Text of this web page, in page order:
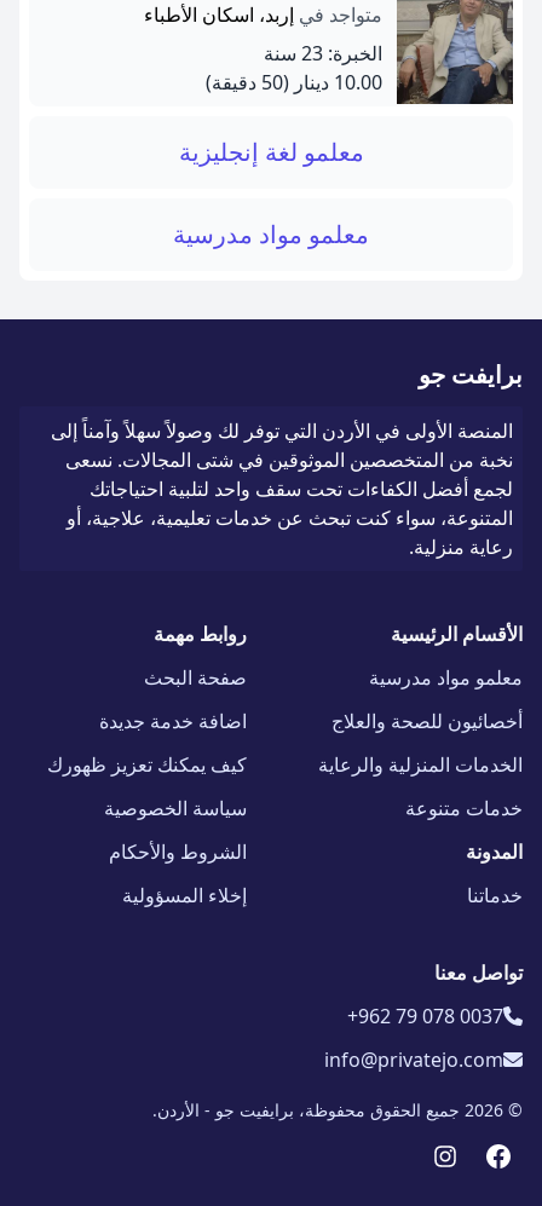
متواجد في إربد، اسكان الأطباء
الخبرة: 23 سنة
10.00 دينار
(50 دقيقة)
معلمو لغة إنجليزية
معلمو مواد مدرسية
برايفت جو
المنصة الأولى في الأردن التي توفر لك وصولاً سهلاً وآمناً إلى
نخبة من المتخصصين الموثوقين في شتى المجالات. نسعى
لجمع أفضل الكفاءات تحت سقف واحد لتلبية احتياجاتك
المتنوعة، سواء كنت تبحث عن خدمات تعليمية، علاجية، أو
رعاية منزلية.
الأقسام الرئيسية
معلمو مواد مدرسية
أخصائيون للصحة والعلاج
الخدمات المنزلية والرعاية
خدمات متنوعة
المدونة
خدماتنا
روابط مهمة
صفحة البحث
اضافة خدمة جديدة
كيف يمكنك تعزيز ظهورك
سياسة الخصوصية
الشروط والأحكام
إخلاء المسؤولية
تواصل معنا
+962 79 078 0037
info@privatejo.com
© 2026 جميع الحقوق محفوظة، برايفيت جو - الأردن.